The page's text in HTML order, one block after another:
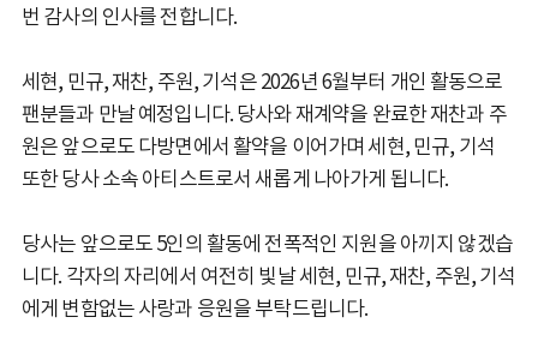
번 감사의 인사를 전합니다.
세현, 민규, 재찬, 주원, 기석은 2026년 6월부터 개인 활동으로
팬분들과 만날 예정입니다. 당사와 재계약을 완료한 재찬과 주
원은 앞으로도 다방면에서 활약을 이어가며 세현, 민규, 기석
또한 당사 소속 아티스트로서 새롭게 나아가게 됩니다.
당사는 앞으로도 5인의 활동에 전폭적인 지원을 아끼지 않겠습
니다. 각자의 자리에서 여전히 빛날 세현, 민규, 재찬, 주원, 기석
에게 변함없는 사랑과 응원을 부탁드립니다.